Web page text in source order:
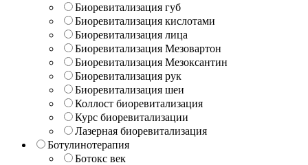
Биоревитализация губ
Биоревитализация кислотами
Биоревитализация лица
Биоревитализация Мезовартон
Биоревитализация Мезоксантин
Биоревитализация рук
Биоревитализация шеи
Коллост биоревитализация
Курс биоревитализации
Лазерная биоревитализация
Ботулинотерапия
Ботокс век